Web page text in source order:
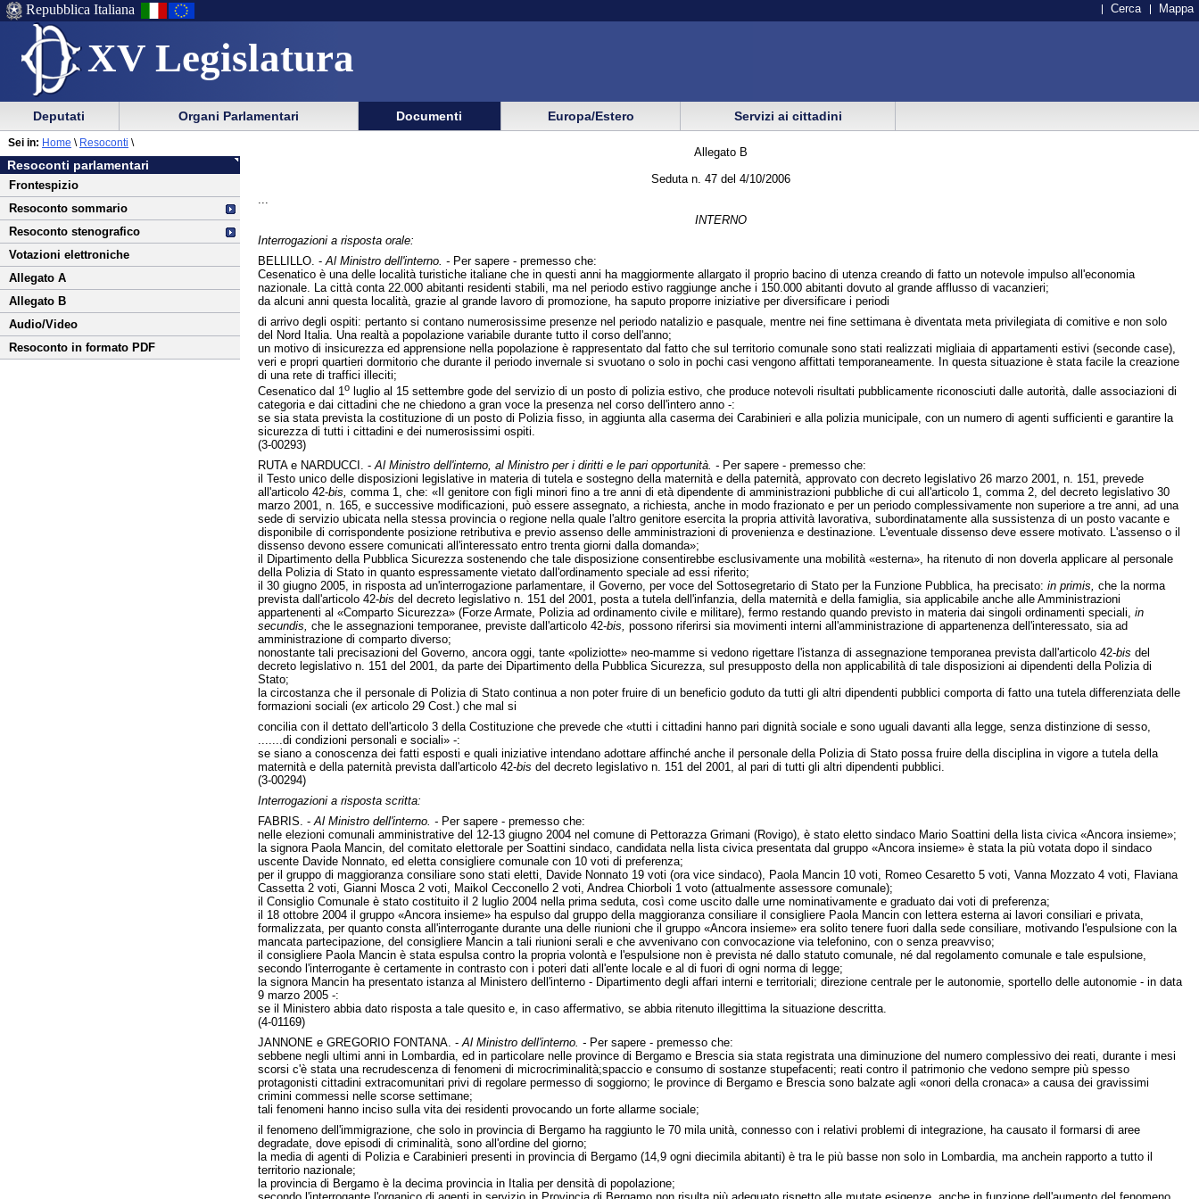
XV Legislatura
Menu
di
ausilio
alla
navigazione
Menu
di
navigazione
principale
Repubblica Italiana Cerca Mappa
Menu
di
navigazione
principale
menu
di
sezione
Deputati Organi Parlamentari Documenti Europa/Estero Servizi ai cittadini
Vai
al
contenuto
Resoconti parlamentari
Frontespizio
Resoconto sommario
Resoconto stenografico
Votazioni elettroniche
Allegato A
Allegato B
Audio/Video
Resoconto in formato PDF
Sei in: Home \ Resoconti \
Allegato B
Seduta n. 47 del 4/10/2006
INTERNO
Interrogazioni a risposta orale:
BELLILLO. - Al Ministro dell'interno. -Per sapere - premesso che:
Cesenatico è una delle località turistiche italiane che in questi anni ha maggiormente allargato il proprio bacino di utenza creando di fatto un notevole impulso all'economia
nazionale. La città conta 22.000 abitanti residenti stabili, ma nel periodo estivo raggiunge anche i 150.000 abitanti dovuto al grande afflusso di vacanzieri;
da alcuni anni questa località, grazie al grande lavoro di promozione, ha saputo proporre iniziative per diversificare i periodi
di arrivo degli ospiti: pertanto si contano numerosissime presenze nel periodo natalizio e pasquale, mentre nei fine settimana è diventata meta privilegiata di comitive e non solo
del Nord Italia. Una realtà a popolazione variabile durante tutto il corso dell'anno;
un motivo di insicurezza ed apprensione nella popolazione è rappresentato dal fatto che sul territorio comunale sono stati realizzati migliaia di appartamenti estivi (seconde case),
veri e propri quartieri dormitorio che durante il periodo invernale si svuotano o solo in pochi casi vengono affittati temporaneamente. In questa situazione è stata facile la creazione
di una rete di traffici illeciti;
Cesenatico dal 1 oluglio al 15 settembre gode del servizio di un posto di polizia estivo, che produce notevoli risultati pubblicamente riconosciuti dalle autorità, dalle associazioni di
categoria e dai cittadini che ne chiedono a gran voce la presenza nel corso dell'intero anno -:
se sia stata prevista la costituzione di un posto di Polizia fisso, in aggiunta alla caserma dei Carabinieri e alla polizia municipale, con un numero di agenti sufficienti e garantire la
sicurezza di tutti i cittadini e dei numerosissimi ospiti.
(3-00293)
RUTA e NARDUCCI. - Al Ministro dell'interno, al Ministro per i diritti e le pari opportunità. -Per sapere - premesso che:
il Testo unico delle disposizioni legislative in materia di tutela e sostegno della maternità e della paternità, approvato con decreto legislativo 26 marzo 2001, n. 151, prevede
all'articolo 42-bis, comma 1, che: «Il genitore con figli minori fino a tre anni di età dipendente di amministrazioni pubbliche di cui all'articolo 1, comma 2, del decreto legislativo 30
marzo 2001, n. 165, e successive modificazioni, può essere assegnato, a richiesta, anche in modo frazionato e per un periodo complessivamente non superiore a tre anni, ad una
sede di servizio ubicata nella stessa provincia o regione nella quale l'altro genitore esercita la propria attività lavorativa, subordinatamente alla sussistenza di un posto vacante e
disponibile di corrispondente posizione retributiva e previo assenso delle amministrazioni di provenienza e destinazione. L'eventuale dissenso deve essere motivato. L'assenso o il
dissenso devono essere comunicati all'interessato entro trenta giorni dalla domanda»;
il Dipartimento della Pubblica Sicurezza sostenendo che tale disposizione consentirebbe esclusivamente una mobilità «esterna», ha ritenuto di non doverla applicare al personale
della Polizia di Stato in quanto espressamente vietato dall'ordinamento speciale ad essi riferito;
il 30 giugno 2005, in risposta ad un'interrogazione parlamentare, il Governo, per voce del Sottosegretario di Stato per la Funzione Pubblica, ha precisato: in primis, che la norma
prevista dall'articolo 42-bis del decreto legislativo n. 151 del 2001, posta a tutela dell'infanzia, della maternità e della famiglia, sia applicabile anche alle Amministrazioni
appartenenti al «Comparto Sicurezza» (Forze Armate, Polizia ad ordinamento civile e militare), fermo restando quando previsto in materia dai singoli ordinamenti speciali, in
secundis, che le assegnazioni temporanee, previste dall'articolo 42-bis, possono riferirsi sia movimenti interni all'amministrazione di appartenenza dell'interessato, sia ad
amministrazione di comparto diverso;
nonostante tali precisazioni del Governo, ancora oggi, tante «poliziotte» neo-mamme si vedono rigettare l'istanza di assegnazione temporanea prevista dall'articolo 42-bis del
decreto legislativo n. 151 del 2001, da parte dei Dipartimento della Pubblica Sicurezza, sul presupposto della non applicabilità di tale disposizioni ai dipendenti della Polizia di
Stato;
la circostanza che il personale di Polizia di Stato continua a non poter fruire di un beneficio goduto da tutti gli altri dipendenti pubblici comporta di fatto una tutela differenziata delle
formazioni sociali (exarticolo 29 Cost.) che mal si
concilia con il dettato dell'articolo 3 della Costituzione che prevede che «tutti i cittadini hanno pari dignità sociale e sono uguali davanti alla legge, senza distinzione di sesso,
.......di condizioni personali e sociali» -:
se siano a conoscenza dei fatti esposti e quali iniziative intendano adottare affinché anche il personale della Polizia di Stato possa fruire della disciplina in vigore a tutela della
maternità e della paternità prevista dall'articolo 42-bis del decreto legislativo n. 151 del 2001, al pari di tutti gli altri dipendenti pubblici.
(3-00294)
Interrogazioni a risposta scritta:
FABRIS. - Al Ministro dell'interno. -Per sapere - premesso che:
nelle elezioni comunali amministrative del 12-13 giugno 2004 nel comune di Pettorazza Grimani (Rovigo), è stato eletto sindaco Mario Soattini della lista civica «Ancora insieme»;
la signora Paola Mancin, del comitato elettorale per Soattini sindaco, candidata nella lista civica presentata dal gruppo «Ancora insieme» è stata la più votata dopo il sindaco
uscente Davide Nonnato, ed eletta consigliere comunale con 10 voti di preferenza;
per il gruppo di maggioranza consiliare sono stati eletti, Davide Nonnato 19 voti (ora vice sindaco), Paola Mancin 10 voti, Romeo Cesaretto 5 voti, Vanna Mozzato 4 voti, Flaviana
Cassetta 2 voti, Gianni Mosca 2 voti, Maikol Cecconello 2 voti, Andrea Chiorboli 1 voto (attualmente assessore comunale);
il Consiglio Comunale è stato costituito il 2 luglio 2004 nella prima seduta, così come uscito dalle urne nominativamente e graduato dai voti di preferenza;
il 18 ottobre 2004 il gruppo «Ancora insieme» ha espulso dal gruppo della maggioranza consiliare il consigliere Paola Mancin con lettera esterna ai lavori consiliari e privata,
formalizzata, per quanto consta all'interrogante durante una delle riunioni che il gruppo «Ancora insieme» era solito tenere fuori dalla sede consiliare, motivando l'espulsione con la
mancata partecipazione, del consigliere Mancin a tali riunioni serali e che avvenivano con convocazione via telefonino, con o senza preavviso;
il consigliere Paola Mancin è stata espulsa contro la propria volontà e l'espulsione non è prevista né dallo statuto comunale, né dal regolamento comunale e tale espulsione,
secondo l'interrogante è certamente in contrasto con i poteri dati all'ente locale e al di fuori di ogni norma di legge;
la signora Mancin ha presentato istanza al Ministero dell'interno - Dipartimento degli affari interni e territoriali; direzione centrale per le autonomie, sportello delle autonomie - in data
9 marzo 2005 -:
se il Ministero abbia dato risposta a tale quesito e, in caso affermativo, se abbia ritenuto illegittima la situazione descritta.
(4-01169)
JANNONE e GREGORIO FONTANA. - Al Ministro dell'interno. -Per sapere - premesso che:
sebbene negli ultimi anni in Lombardia, ed in particolare nelle province di Bergamo e Brescia sia stata registrata una diminuzione del numero complessivo dei reati, durante i mesi
scorsi c'è stata una recrudescenza di fenomeni di microcriminalità;spaccio e consumo di sostanze stupefacenti; reati contro il patrimonio che vedono sempre più spesso
protagonisti cittadini extracomunitari privi di regolare permesso di soggiorno; le province di Bergamo e Brescia sono balzate agli «onori della cronaca» a causa dei gravissimi
crimini commessi nelle scorse settimane;
tali fenomeni hanno inciso sulla vita dei residenti provocando un forte allarme sociale;
il fenomeno dell'immigrazione, che solo in provincia di Bergamo ha raggiunto le 70 mila unità, connesso con i relativi problemi di integrazione, ha causato il formarsi di aree
degradate, dove episodi di criminalità, sono all'ordine del giorno;
la media di agenti di Polizia e Carabinieri presenti in provincia di Bergamo (14,9 ogni diecimila abitanti) è tra le più basse non solo in Lombardia, ma anchein rapporto a tutto il
territorio nazionale;
la provincia di Bergamo è la decima provincia in Italia per densità di popolazione;